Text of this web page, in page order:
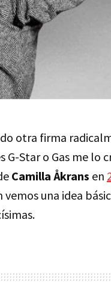
otra firma
G-Star o Gas me lo
Camilla Åkrans en
vemos una idea